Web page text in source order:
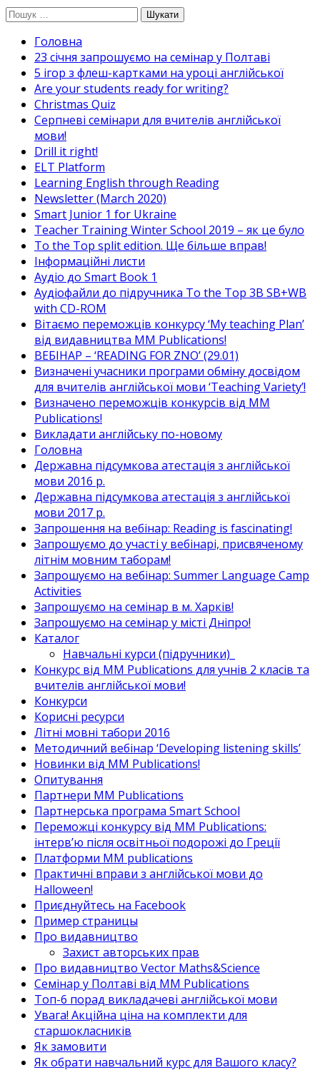
Перейти
вмісту
Пошук:
Головна
23 січня запрошуємо на семінар у Полтаві
5 ігор з флеш-картками на уроці англійської
Are your students ready for writing?
Christmas Quiz
Cерпневі семінари для вчителів англійської
мови!
Drill it right!
ELT Platform
Learning English through Reading
Newsletter (March 2020)
Smart Junior 1 for Ukraine
Teacher Training Winter School 2019 – як це було
To the Top split edition. Ще більше вправ!
Інформаційні листи
Аудіо до Smart Book 1
Аудіофайли до підручника To the Top 3B SB+WB
with CD-ROM
Вітаємо переможців конкурсу ‘My teaching Plan’
від видавництва MM Publications!
ВЕБІНАР – ‘READING FOR ZNO’ (29.01)
Визначені учасники програми обміну досвідом
для вчителів англійської мови ‘Teaching Variety’!
Визначено переможців конкурсів від MM
Publications!
Викладати англійську по-новому
Головна
Державна підсумкова атестація з англійської
мови 2016 р.
Державна підсумкова атестація з англійської
мови 2017 р.
Запрошення на вебінар: Reading is fascinating!
Запрошуємо до участі у вебінарі, присвяченому
літнім мовним таборам!
Запрошуємо на вебінар: Summer Language Camp
Activities
Запрошуємо на семінар в м. Харків!
Запрошуємо на семінар у місті Дніпро!
Каталог
Навчальні курси (підручники)_
Конкурс від MM Publications для учнів 2 класів та
вчителів англійської мови!
Конкурси
Корисні ресурси
Літні мовні табори 2016
Методичний вебінар ‘Developing listening skills’
Новинки від MM Publications!
Опитування
Партнери MM Publications
Партнерська програма Smart School
Переможці конкурсу від MM Publications:
інтерв’ю після освітньої подорожі до Греції
Платформи MM publications
Практичні вправи з англійської мови до
Halloween!
Приєднуйтесь на Facebook
Пример страницы
Про видавництво
Захист авторських прав
Про видавництво Vector Maths&Science
Семінар у Полтаві від MM Publications
Топ-6 порад викладачеві англійської мови
Увага! Акційна ціна на комплекти для
старшокласників
Як замовити
Як обрати навчальний курс для Вашого класу?